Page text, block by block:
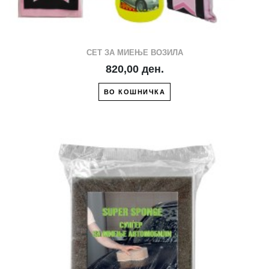
СЕТ ЗА МИЕЊЕ ВОЗИЛА
820,00 ден.
ВО КОШНИЧКА